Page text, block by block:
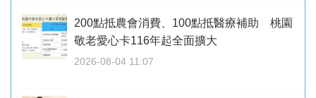
200點抵農會消費、100點抵醫療補助 桃園
敬老愛心卡116年起全面擴大
2026-08-04 11:07